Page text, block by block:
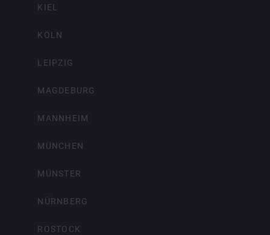
KIEL
KÖLN
LEIPZIG
MAGDEBURG
MANNHEIM
MÜNCHEN
MÜNSTER
NÜRNBERG
ROSTOCK